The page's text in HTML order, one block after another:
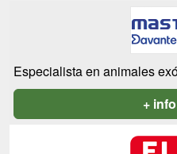
Especialista en animales
+